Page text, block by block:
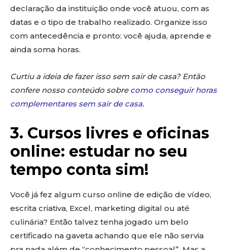
declaração da instituição onde você atuou, com as
datas e o tipo de trabalho realizado. Organize isso
com antecedência e pronto: você ajuda, aprende e
ainda soma horas.
Curtiu a ideia de fazer isso sem sair de casa? Então
confere nosso conteúdo sobre como conseguir horas
complementares sem sair de casa.
3. Cursos livres e oficinas
online: estudar no seu
tempo conta sim!
Você já fez algum curso online de edição de vídeo,
escrita criativa, Excel, marketing digital ou até
culinária? Então talvez tenha jogado um belo
certificado na gaveta achando que ele não servia